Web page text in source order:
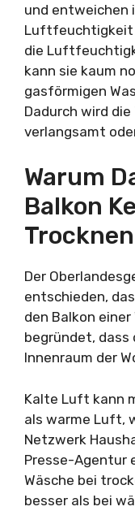
und entweichen
Luftfeuchtigkeit
die
kann sie kaum
gasförmigen
Dadurch wird
verlangsamt
Warum
Balkon
Trocknen
Der
entschieden,
den Balkon
begründet, dass
Innenraum der
Kalte Luft kann
als warme Luft,
Netzwerk
Presse-Agentur
Wäsche bei
besser als bei